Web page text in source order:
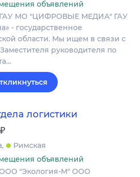
объявлений
ГАУ МО "ЦИФРОВЫЕ МЕДИА" ГАУ
- государственное
области. Мы ищем в связи с
руководителя по
логистики
₽
Римская
объявлений
ООО "Экология-М" ООО